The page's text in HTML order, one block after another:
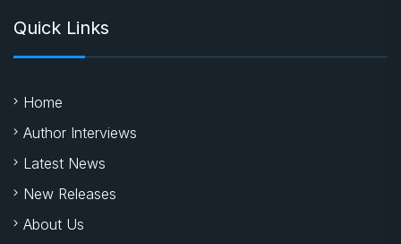
Quick Links
Home
Author Interviews
Latest News
New Releases
About Us